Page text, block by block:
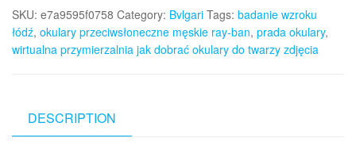
SKU: e7a9595f0758 Category: Bvlgari Tags: badanie wzroku
łódź, okulary przeciwsłoneczne męskie ray-ban, prada okulary,
wirtualna przymierzalnia jak dobrać okulary do twarzy zdjęcia
DESCRIPTION